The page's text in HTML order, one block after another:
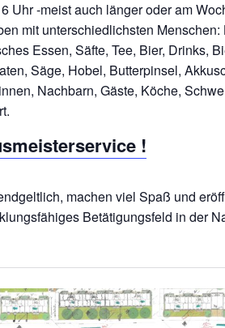
Uhr -meist auch länger oder am
mit unterschiedlichsten Menschen:
Essen, Säfte, Tee, Bier, Drinks,
Säge, Hobel, Butterpinsel,
Nachbarn, Gäste, Köche,
!
machen viel Spaß und
Betätigungsfeld in der